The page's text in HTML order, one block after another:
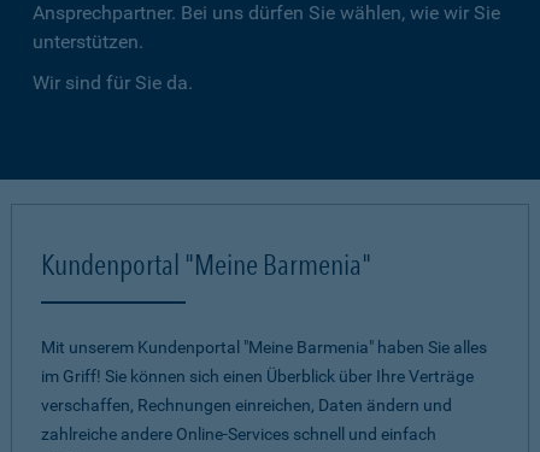
Ansprechpartner. Bei uns dürfen Sie wählen, wie wir Sie
unterstützen.
Wir sind für Sie da.
Kundenportal "Meine Barmenia"
Mit unserem Kundenportal "Meine Barmenia" haben Sie alles
im Griff! Sie können sich einen Überblick über Ihre Verträge
verschaffen, Rechnungen einreichen, Daten ändern und
zahlreiche andere Online-Services schnell und einfach